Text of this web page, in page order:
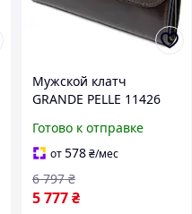
Мужской клатч
GRANDE PELLE 11426
Натуральная кожа
Готово к отправке
от578 ₴/мес
5 777 ₴
6 797 ₴